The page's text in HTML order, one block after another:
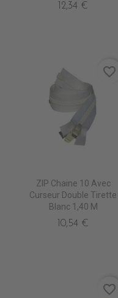
12,34 €
ZIP Chaine 10 Avec
Curseur Double Tirette
Blanc 1,40 M
10,54 €
favorite_border
favorite_border